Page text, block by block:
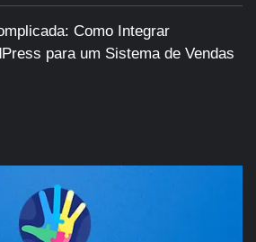
Como Integrar
para um Sistema de Vendas